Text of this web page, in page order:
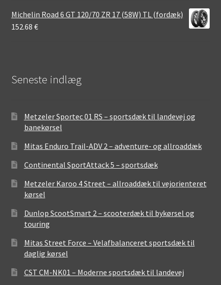
Michelin Road 6 GT 120/70 ZR 17 (58W) TL (fordæk)
152.68 €
Seneste indlæg
Metzeler Sportec 01 RS – sportsdæk til landevej og
banekørsel
Mitas Enduro Trail-ADV 2 – adventure- og allroaddæk
Continental SportAttack 5 – sportsdæk
Metzeler Karoo 4 Street – allroaddæk til vejorienteret
kørsel
Dunlop ScootSmart 2 – scooterdæk til bykørsel og
touring
Mitas Street Force – Velafbalanceret sportsdæk til
daglig kørsel
CST CM-NK01 – Moderne sportsdæk til landevej